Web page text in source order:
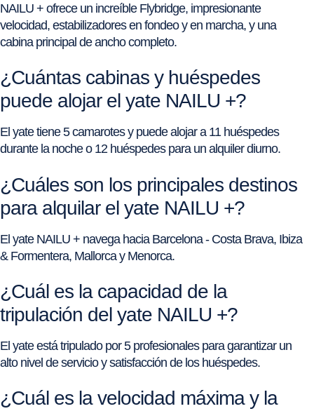
NAILU + ofrece un increíble Flybridge, impresionante
velocidad, estabilizadores en fondeo y en marcha, y una
cabina principal de ancho completo.
¿Cuántas cabinas y huéspedes
puede alojar el yate NAILU +?
El yate tiene 5 camarotes y puede alojar a 11 huéspedes
durante la noche o 12 huéspedes para un alquiler diurno.
¿Cuáles son los principales destinos
para alquilar el yate NAILU +?
El yate NAILU + navega hacia Barcelona - Costa Brava, Ibiza
& Formentera, Mallorca y Menorca.
¿Cuál es la capacidad de la
tripulación del yate NAILU +?
El yate está tripulado por 5 profesionales para garantizar un
alto nivel de servicio y satisfacción de los huéspedes.
¿Cuál es la velocidad máxima y la